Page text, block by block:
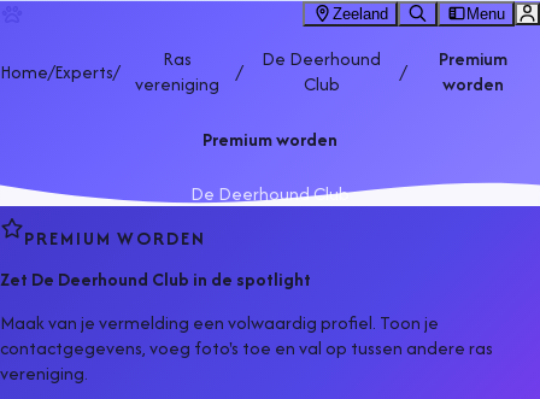
Zeeland Menu
Home/Experts/
Ras
vereniging
/
De Deerhound
Club
/
Premium
worden
Premium worden
De Deerhound Club
PREMIUM WORDEN
Zet De Deerhound Club in de spotlight
Maak van je vermelding een volwaardig profiel. Toon je
contactgegevens, voeg foto's toe en val op tussen andereras
vereniging.